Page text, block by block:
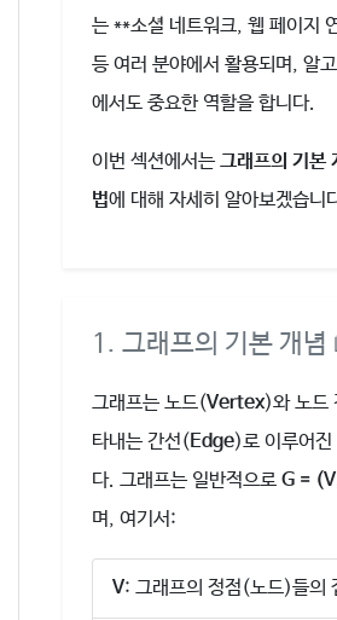
는 **소셜 네트워크, 웹 페이지
등 여러 분야에서 활용되며, 알
에서도 중요한 역할을 합니다.
이번 섹션에서는 그래프의 기본
법에 대해 자세히 알아보겠습니
1. 그래프의 기본 개념
그래프는 노드(Vertex)와 노드
타내는 간선(Edge)로 이루어진
다. 그래프는 일반적으로 G =
며, 여기서:
V: 그래프의 정점(노드)들의